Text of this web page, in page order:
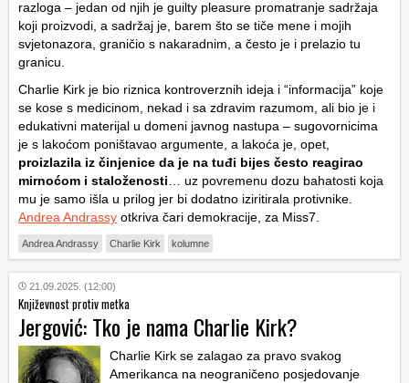
razloga – jedan od njih je guilty pleasure promatranje sadržaja
koji proizvodi, a sadržaj je, barem što se tiče mene i mojih
svjetonazora, graničio s nakaradnim, a često je i prelazio tu
granicu.
Charlie Kirk je bio riznica kontroverznih ideja i “informacija” koje
se kose s medicinom, nekad i sa zdravim razumom, ali bio je i
edukativni materijal u domeni javnog nastupa – sugovornicima
je s lakoćom poništavao argumente, a lakoća je, opet,
proizlazila iz činjenice da je na tuđi bijes često reagirao
mirnoćom i staloženosti… uz povremenu dozu bahatosti koja
mu je samo išla u prilog jer bi dodatno iziritirala protivnike.
Andrea Andrassy otkriva čari demokracije, za Miss7.
Andrea Andrassy Charlie Kirk kolumne
21.09.2025. (12:00)
Književnost protiv metka
Jergović: Tko je nama Charlie Kirk?
Charlie Kirk se zalagao za pravo svakog
Amerikanca na neograničeno posjedovanje